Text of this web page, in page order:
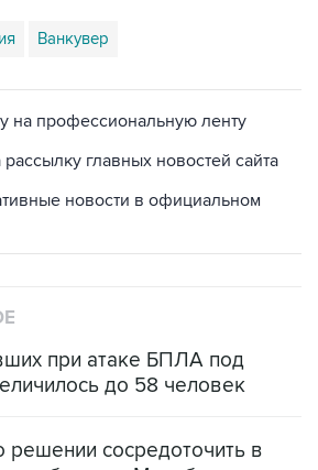
Ванкувер
на профессиональную ленту
главных новостей сайта
новости в официальном
при атаке БПЛА под
до 58 человек
решении сосредоточить в